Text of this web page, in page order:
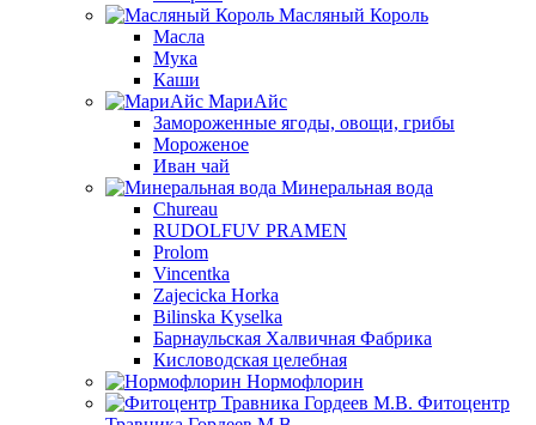
Масляный Король
Масла
Мука
Каши
МариАйс
Замороженные ягоды, овощи, грибы
Мороженое
Иван чай
Минеральная вода
Chureau
RUDOLFUV PRAMEN
Prolom
Vincentka
Zajecicka Horka
Bilinska Kyselka
Барнаульская Халвичная Фабрика
Кисловодская целебная
Нормофлорин
Фитоцентр